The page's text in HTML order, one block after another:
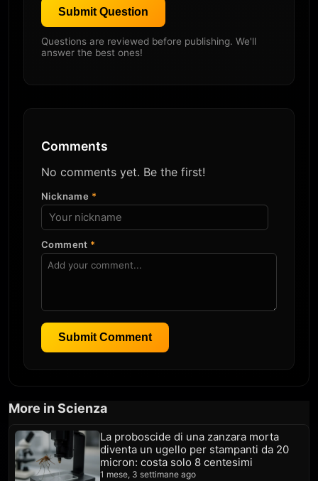
Submit Question
Questions are reviewed before publishing. We'll
answer the best ones!
Comments
No comments yet. Be the first!
Nickname *
Comment *
Submit Comment
More in Scienza
La proboscide di una zanzara morta
diventa un ugello per stampanti da 20
micron: costa solo 8 centesimi
1 mese, 3 settimane ago